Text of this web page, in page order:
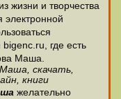
жизни и творчества
где есть
Маша.
скачать,
книги
желательно